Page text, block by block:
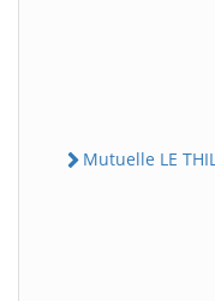
Mutuelle LE